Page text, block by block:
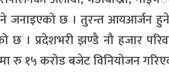
जनाइएको छ । तुरन्त आयआर्जन हुने
छ । प्रदेशभरी झण्डै नौ हजार
रु १५ करोड बजेट विनियोजन